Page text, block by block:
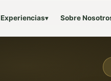
Experiencias▾ Sobre